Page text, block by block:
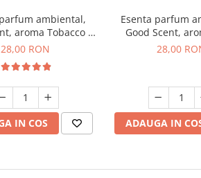
ambiental,
aroma Tobacco &
Vanilla, 20 g
28,00 RON
IN COS
Esenta parfum
Good Scent,
Sailor, 20
28,00
ADAUGA IN